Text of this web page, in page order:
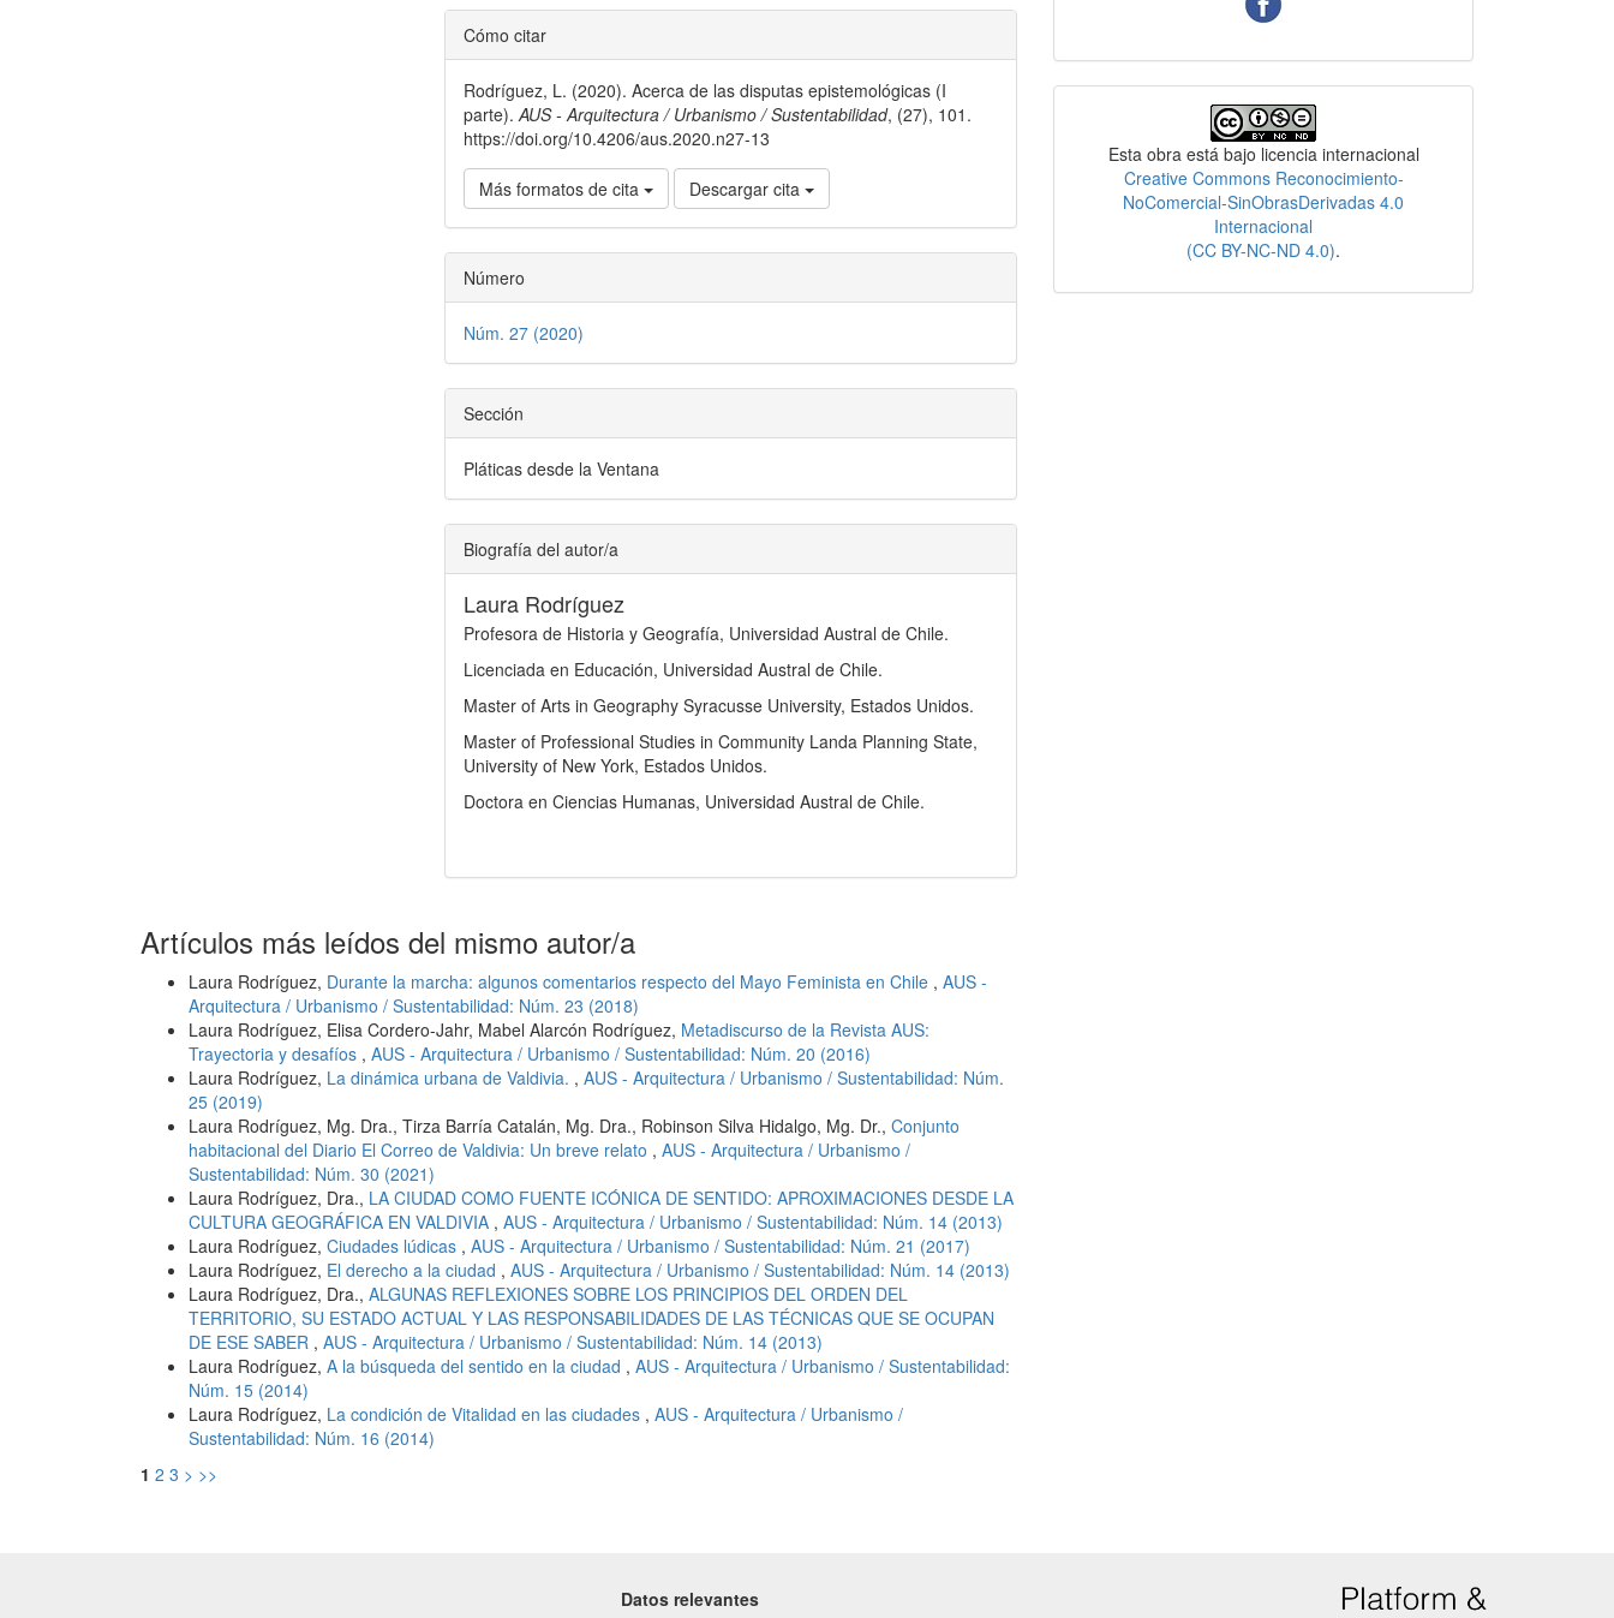
Detalles
del
artículo
Cómo citar
Rodríguez, L. (2020). Acerca de las disputas epistemológicas (I
parte).AUS - Arquitectura / Urbanismo / Sustentabilidad, (27), 101.
https://doi.org/10.4206/aus.2020.n27-13
Más formatos de cita Descargar cita
Número
Núm. 27 (2020)
Sección
Pláticas desde la Ventana
Biografía del autor/a
Laura Rodríguez
Profesora de Historia y Geografía, Universidad Austral de Chile.
Licenciada en Educación, Universidad Austral de Chile.
Master of Arts in Geography Syracusse University, Estados Unidos.
Master of Professional Studies in Community Landa Planning State,
University of New York, Estados Unidos.
Doctora en Ciencias Humanas, Universidad Austral de Chile.
Artículos más leídos del mismo autor/a
Laura Rodríguez, Durante la marcha: algunos comentarios respecto del Mayo Feminista en Chile , AUS -
Arquitectura / Urbanismo / Sustentabilidad: Núm. 23 (2018)
Laura Rodríguez, Elisa Cordero-Jahr, Mabel Alarcón Rodríguez, Metadiscurso de la Revista AUS:
Trayectoria y desafíos , AUS - Arquitectura / Urbanismo / Sustentabilidad: Núm. 20 (2016)
Laura Rodríguez, La dinámica urbana de Valdivia. , AUS - Arquitectura / Urbanismo / Sustentabilidad: Núm.
25 (2019)
Laura Rodríguez, Mg. Dra., Tirza Barría Catalán, Mg. Dra., Robinson Silva Hidalgo, Mg. Dr., Conjunto
habitacional del Diario El Correo de Valdivia: Un breve relato , AUS - Arquitectura / Urbanismo /
Sustentabilidad: Núm. 30 (2021)
Laura Rodríguez, Dra., LA CIUDAD COMO FUENTE ICÓNICA DE SENTIDO: APROXIMACIONES DESDE LA
CULTURA GEOGRÁFICA EN VALDIVIA , AUS - Arquitectura / Urbanismo / Sustentabilidad: Núm. 14 (2013)
Laura Rodríguez, Ciudades lúdicas , AUS - Arquitectura / Urbanismo / Sustentabilidad: Núm. 21 (2017)
Laura Rodríguez, El derecho a la ciudad , AUS - Arquitectura / Urbanismo / Sustentabilidad: Núm. 14 (2013)
Laura Rodríguez, Dra., ALGUNAS REFLEXIONES SOBRE LOS PRINCIPIOS DEL ORDEN DEL
TERRITORIO, SU ESTADO ACTUAL Y LAS RESPONSABILIDADES DE LAS TÉCNICAS QUE SE OCUPAN
DE ESE SABER , AUS - Arquitectura / Urbanismo / Sustentabilidad: Núm. 14 (2013)
Laura Rodríguez, A la búsqueda del sentido en la ciudad , AUS - Arquitectura / Urbanismo / Sustentabilidad:
Núm. 15 (2014)
Laura Rodríguez, La condición de Vitalidad en las ciudades , AUS - Arquitectura / Urbanismo /
Sustentabilidad: Núm. 16 (2014)
1 2 3 > >>
Esta obra está bajo licencia internacional
Creative Commons Reconocimiento-
NoComercial-SinObrasDerivadas 4.0
Internacional
(CC BY-NC-ND 4.0).
Datos relevantes